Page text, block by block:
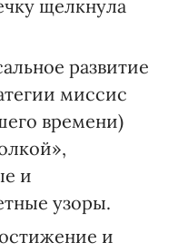
щелкнула
развитие
миссис
времени)
и
узоры.
и